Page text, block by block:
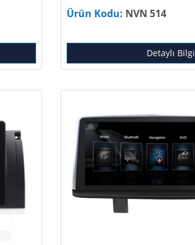
Ürün Kodu: NVN 514
Detaylı Bilgi